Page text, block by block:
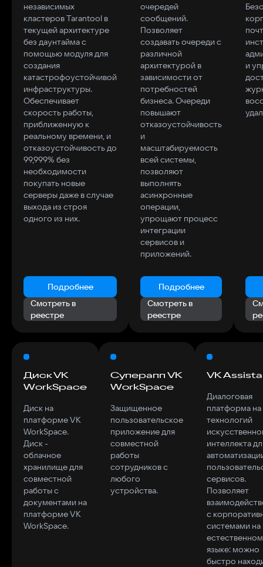
независимых
кластеров Tarantool в
текущей архитектуре
без даунтайма с
помощью модуля для
создания
катастрофоустойчивой
инфраструктуры.
Обеспечивает
скорость работы,
приближенную к
реальному времени, и
отказоустойчивость до
99,999% без
необходимости
покупать новые
серверы даже в случае
выхода из строя
одного из них.
Подробнее
Смотреть в
реестре
очередей
сообщений.
Позволяет
создавать очереди с
различной
архитектурой в
зависимости от
потребностей
бизнеса. Очереди
повышают
отказоустойчивость
и
масштабируемость
всей системы,
позволяют
выполнять
асинхронные
операции,
упрощают процесс
интеграции
сервисов и
приложений.
Подробнее
Смотреть в
реестре
и
Диск VK
WorkSpace
Диск на
платформе VK
WorkSpace.
Диск -
облачное
хранилище для
совместной
работы с
документами на
платформе VK
WorkSpace.
Суперапп VK
WorkSpace
Защищенное
пользовательское
приложение для
совместной
работы
сотрудников с
любого
устройства.
VK
Диалоговая
платформа на
технологий
интеллекта
сервисов.
Позволяет
с
системами на
естественном
языке: можно
быстро